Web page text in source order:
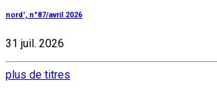
nord', n°87/avril 2026
31 juil. 2026
plus de titres